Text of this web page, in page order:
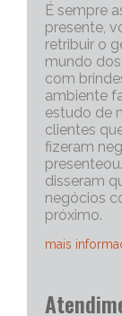
É sempre
presente,
retribuir o
mundo
com
ambiente
estudo de
clientes
fizeram
disseram
negócios
próximo.
mais
eficazes